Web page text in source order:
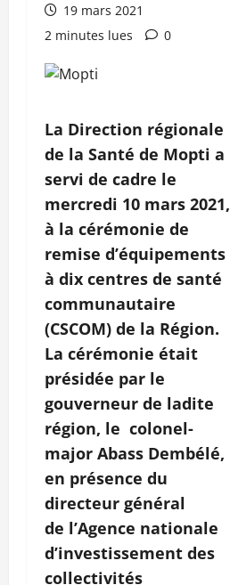
19 mars 2021
2 minutes lues
0
La Direction régionale
de la Santé de Mopti a
servi de cadre le
mercredi 10 mars 2021,
à la cérémonie de
remise d’équipements
à dix centres de santé
communautaire
(CSCOM) de la Région.
La cérémonie était
présidée par le
gouverneur de ladite
région, le colonel-
major Abass Dembélé,
en présence du
directeur général
de l’Agence nationale
d’investissement des
collectivités